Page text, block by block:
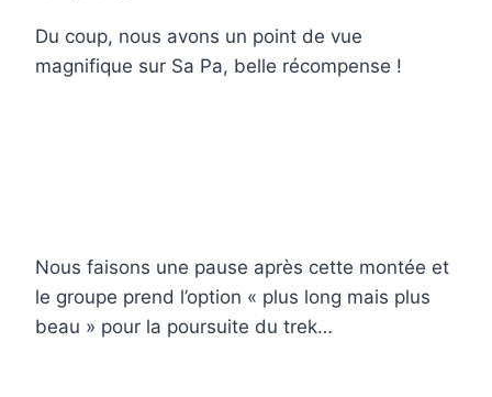
Du coup, nous avons un point de vue
magnifique sur Sa Pa, belle récompense !
Nous faisons une pause après cette montée et
le groupe prend l’option « plus long mais plus
beau » pour la poursuite du trek…